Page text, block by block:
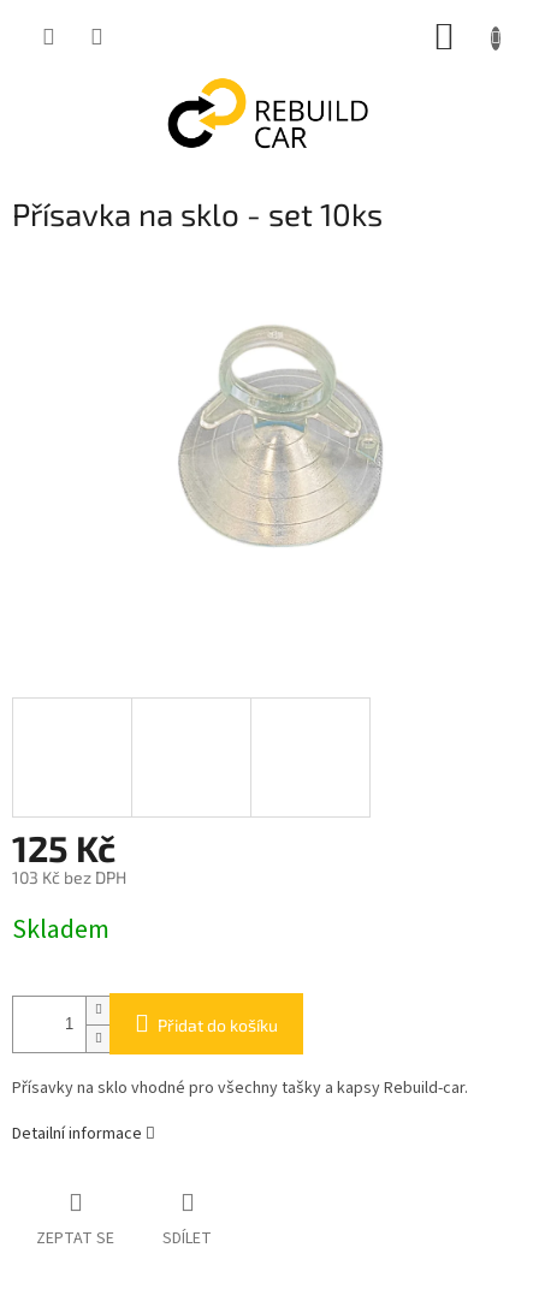
Přísavka na sklo - set 10ks
125 Kč
103 Kč bez DPH
cena:
Skladem
Přidat do košíku
Přísavky na sklo vhodné pro všechny tašky a kapsy Rebuild-car.
Detailní informace
ZEPTAT SE SDÍLET